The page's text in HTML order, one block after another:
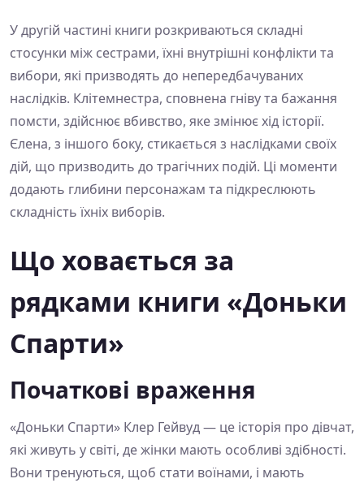
У другій частині книги розкриваються складні
стосунки між сестрами, їхні внутрішні конфлікти та
вибори, які призводять до непередбачуваних
наслідків. Клітемнестра, сповнена гніву та бажання
помсти, здійснює вбивство, яке змінює хід історії.
Єлена, з іншого боку, стикається з наслідками своїх
дій, що призводить до трагічних подій. Ці моменти
додають глибини персонажам та підкреслюють
складність їхніх виборів.
Що ховається за
рядками книги «Доньки
Спарти»
Початкові враження
«Доньки Спарти» Клер Гейвуд — це історія про дівчат,
які живуть у світі, де жінки мають особливі здібності.
Вони тренуються, щоб стати воїнами, і мають